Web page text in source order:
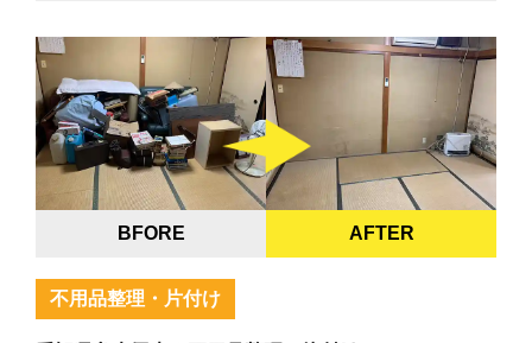
BFORE AFTER
不用品整理・片付け